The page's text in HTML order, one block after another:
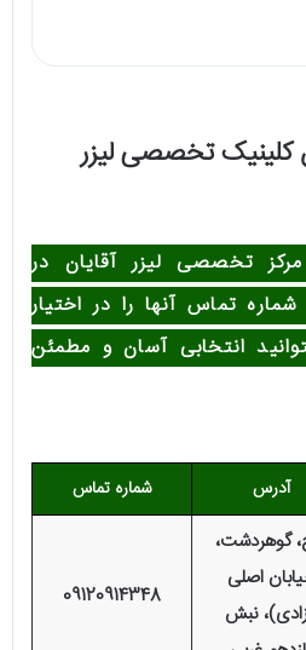
کلینیک تخصصی لیزر
تخصصی لیزر آقایان در
تماس آنها را در اختیار
انتخابی آسان و مطمئن
آدرس شماره تماس
گوهردشت،
اصلی
نبش
09120914348